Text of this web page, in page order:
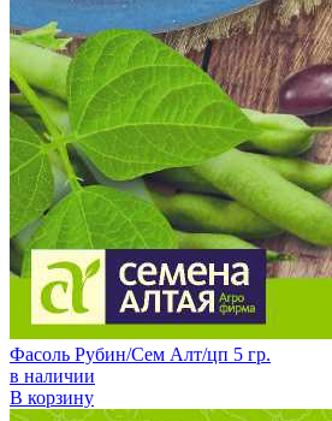
Фасоль Рубин/Сем Алт/цп 5 гр.
в наличии
В корзину